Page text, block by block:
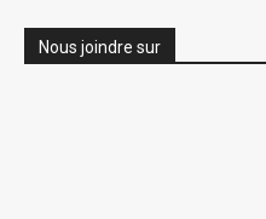
Nous joindre sur